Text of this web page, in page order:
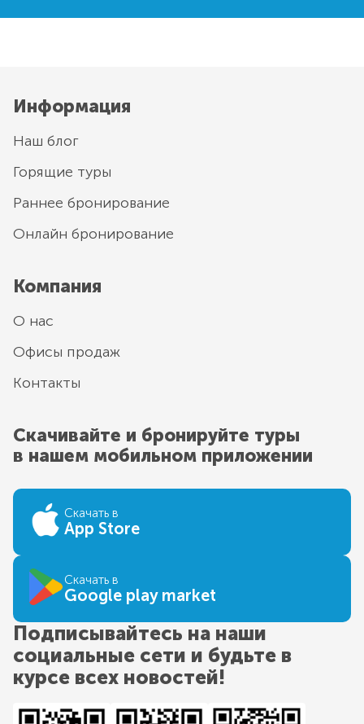
Информация
Наш блог
Горящие туры
Раннее бронирование
Онлайн бронирование
Компания
О нас
Офисы продаж
Контакты
Скачивайте и бронируйте туры
в нашем мобильном приложении
Скачать в
App Store
Скачать в
Google play market
Подписывайтесь на наши
социальные сети и будьте в
курсе всех новостей!